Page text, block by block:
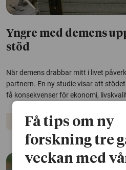
Yngre med demens
stöd
När demens drabbar mitt i livet
partnern. En ny studie visar att
få konsekvenser för ekonomi,
Demens Vård och omsorg
Få tips om ny
forskning tre
veckan med